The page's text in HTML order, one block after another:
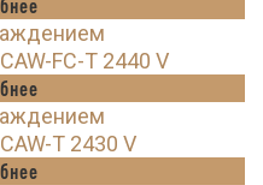
FC-T 2440 V
T 2430 V